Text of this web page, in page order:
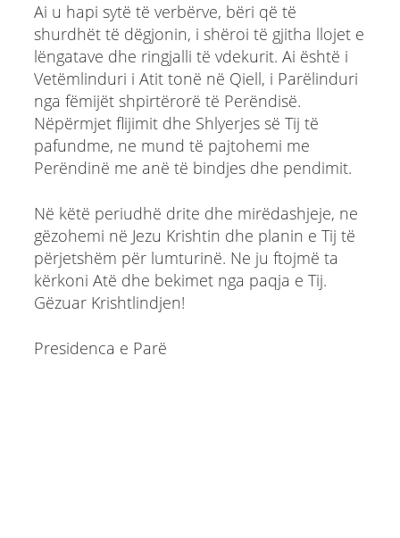
Ai u hapi sytë të verbërve, bëri që të
shurdhët të dëgjonin, i shëroi të gjitha llojet e
lëngatave dhe ringjalli të vdekurit. Ai është i
Vetëmlinduri i Atit tonë në Qiell, i Parëlinduri
nga fëmijët shpirtërorë të Perëndisë.
Nëpërmjet flijimit dhe Shlyerjes së Tij të
pafundme, ne mund të pajtohemi me
Perëndinë me anë të bindjes dhe pendimit.
Në këtë periudhë drite dhe mirëdashjeje, ne
gëzohemi në Jezu Krishtin dhe planin e Tij të
përjetshëm për lumturinë. Ne ju ftojmë ta
kërkoni Atë dhe bekimet nga paqja e Tij.
Gëzuar Krishtlindjen!
Presidenca e Parë